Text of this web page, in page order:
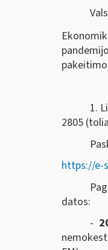
1.
2805
https://e-
datos:
-